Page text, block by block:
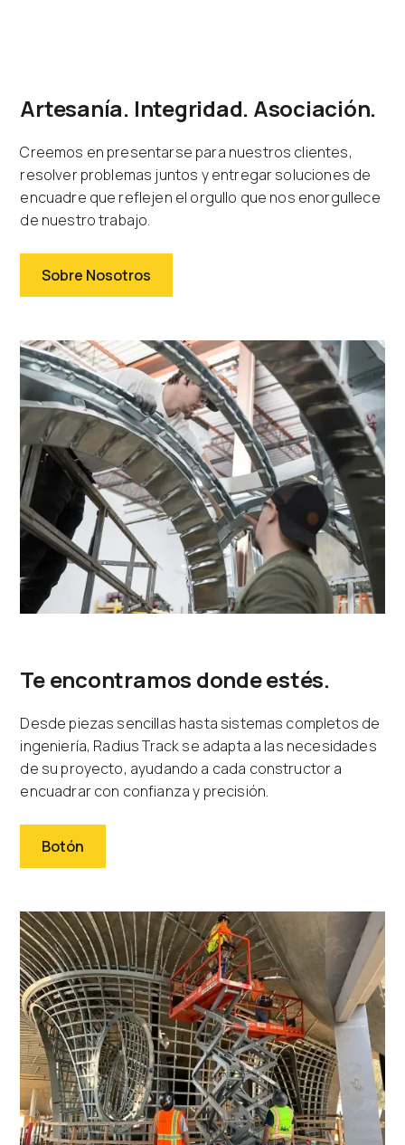
Artesanía. Integridad. Asociación.
Creemos en presentarse para nuestros clientes,
resolver problemas juntos y entregar soluciones de
encuadre que reflejen el orgullo que nos enorgullece
de nuestro trabajo.
Sobre Nosotros
Te encontramos donde estés.
Desde piezas sencillas hasta sistemas completos de
ingeniería, Radius Track se adapta a las necesidades
de su proyecto, ayudando a cada constructor a
encuadrar con confianza y precisión.
Botón